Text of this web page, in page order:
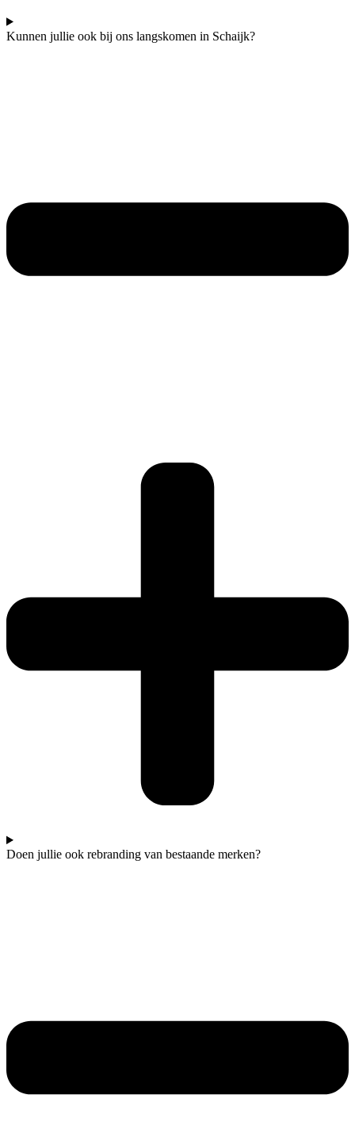
Kunnen jullie ook bij ons langskomen in Schaijk?
Doen jullie ook rebranding van bestaande merken?